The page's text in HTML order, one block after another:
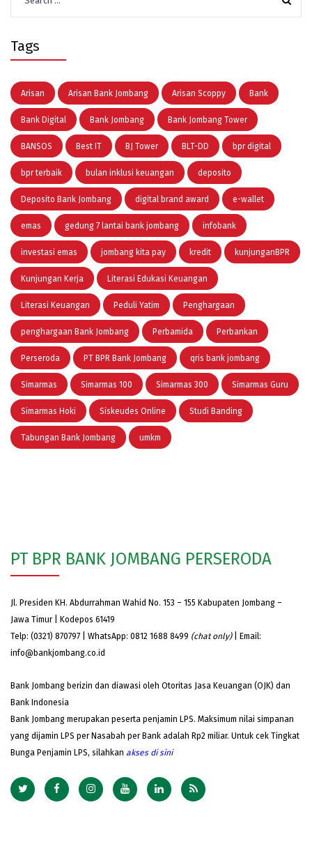
for:
Tags
Arisan Arisan Bank Jombang Arisan Scoppy Bank
Bank Digital Bank Jombang Bank Jombang Tower
BANSOS Best IT BJ Tower BLT-DD bpr digital
bpr terbaik bulan inklusi keuangan deposito
Deposito Bank Jombang digital brand award e-wallet
emas gedung 7 lantai bank jombang infobank
investasi emas jombang kita pay kredit kunjunganBPR
Kunjungan Kerja Literasi Edukasi Keuangan
Literasi Keuangan Peduli Yatim Penghargaan
penghargaan Bank Jombang Perbamida Perbankan
Perseroda PT BPR Bank Jombang qris bank jombang
Simarmas Simarmas 100 Simarmas 300 Simarmas Guru
Simarmas Hoki Siskeudes Online Studi Banding
Tabungan Bank Jombang umkm
PT BPR BANK JOMBANG PERSERODA
Jl. Presiden KH. Abdurrahman Wahid No. 153 – 155 Kabupaten Jombang –
Jawa Timur | Kodepos 61419
Telp: (0321) 870797 | WhatsApp: 0812 1688 8499 (chat only)| Email:
info@bankjombang.co.id
Bank Jombang berizin dan diawasi oleh Otoritas Jasa Keuangan (OJK) dan
Bank Indonesia
Bank Jombang merupakan peserta penjamin LPS. Maksimum nilai simpanan
yang dijamin LPS per Nasabah per Bank adalah Rp2 miliar. Untuk cek Tingkat
Bunga Penjamin LPS, silahkan akses di sini